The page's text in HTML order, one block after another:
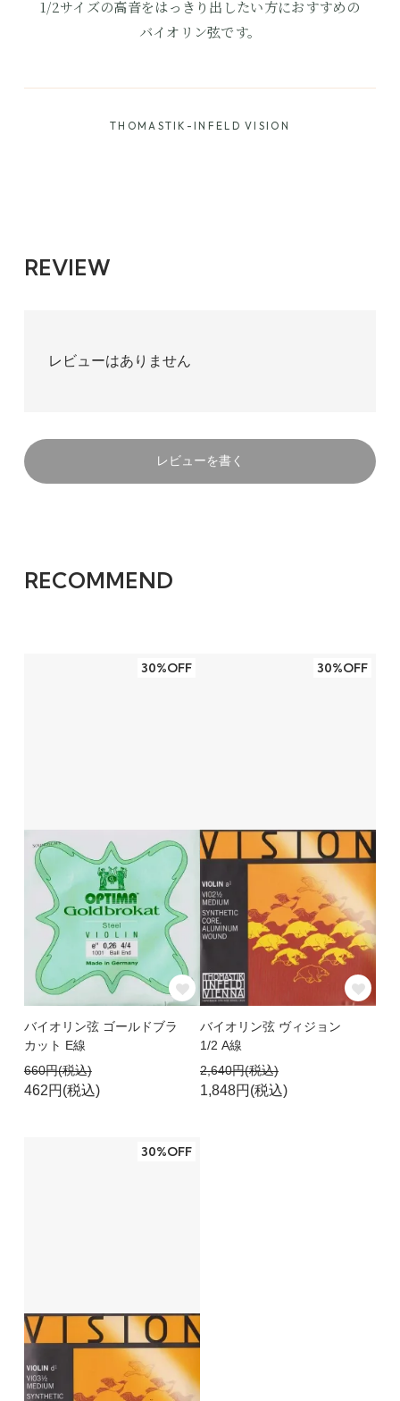
1/2サイズの高音をはっきり出したい方におすすめの
バイオリン弦です。
THOMASTIK-INFELD VISION
REVIEW
レビューはありません
レビューを書く
RECOMMEND
30%OFF
バイオリン弦 ゴールドブラ
カット E線
660円(税込)
462円(税込)
30%OFF
バイオリン弦 ヴィジョン
1/2 A線
2,640円(税込)
1,848円(税込)
30%OFF